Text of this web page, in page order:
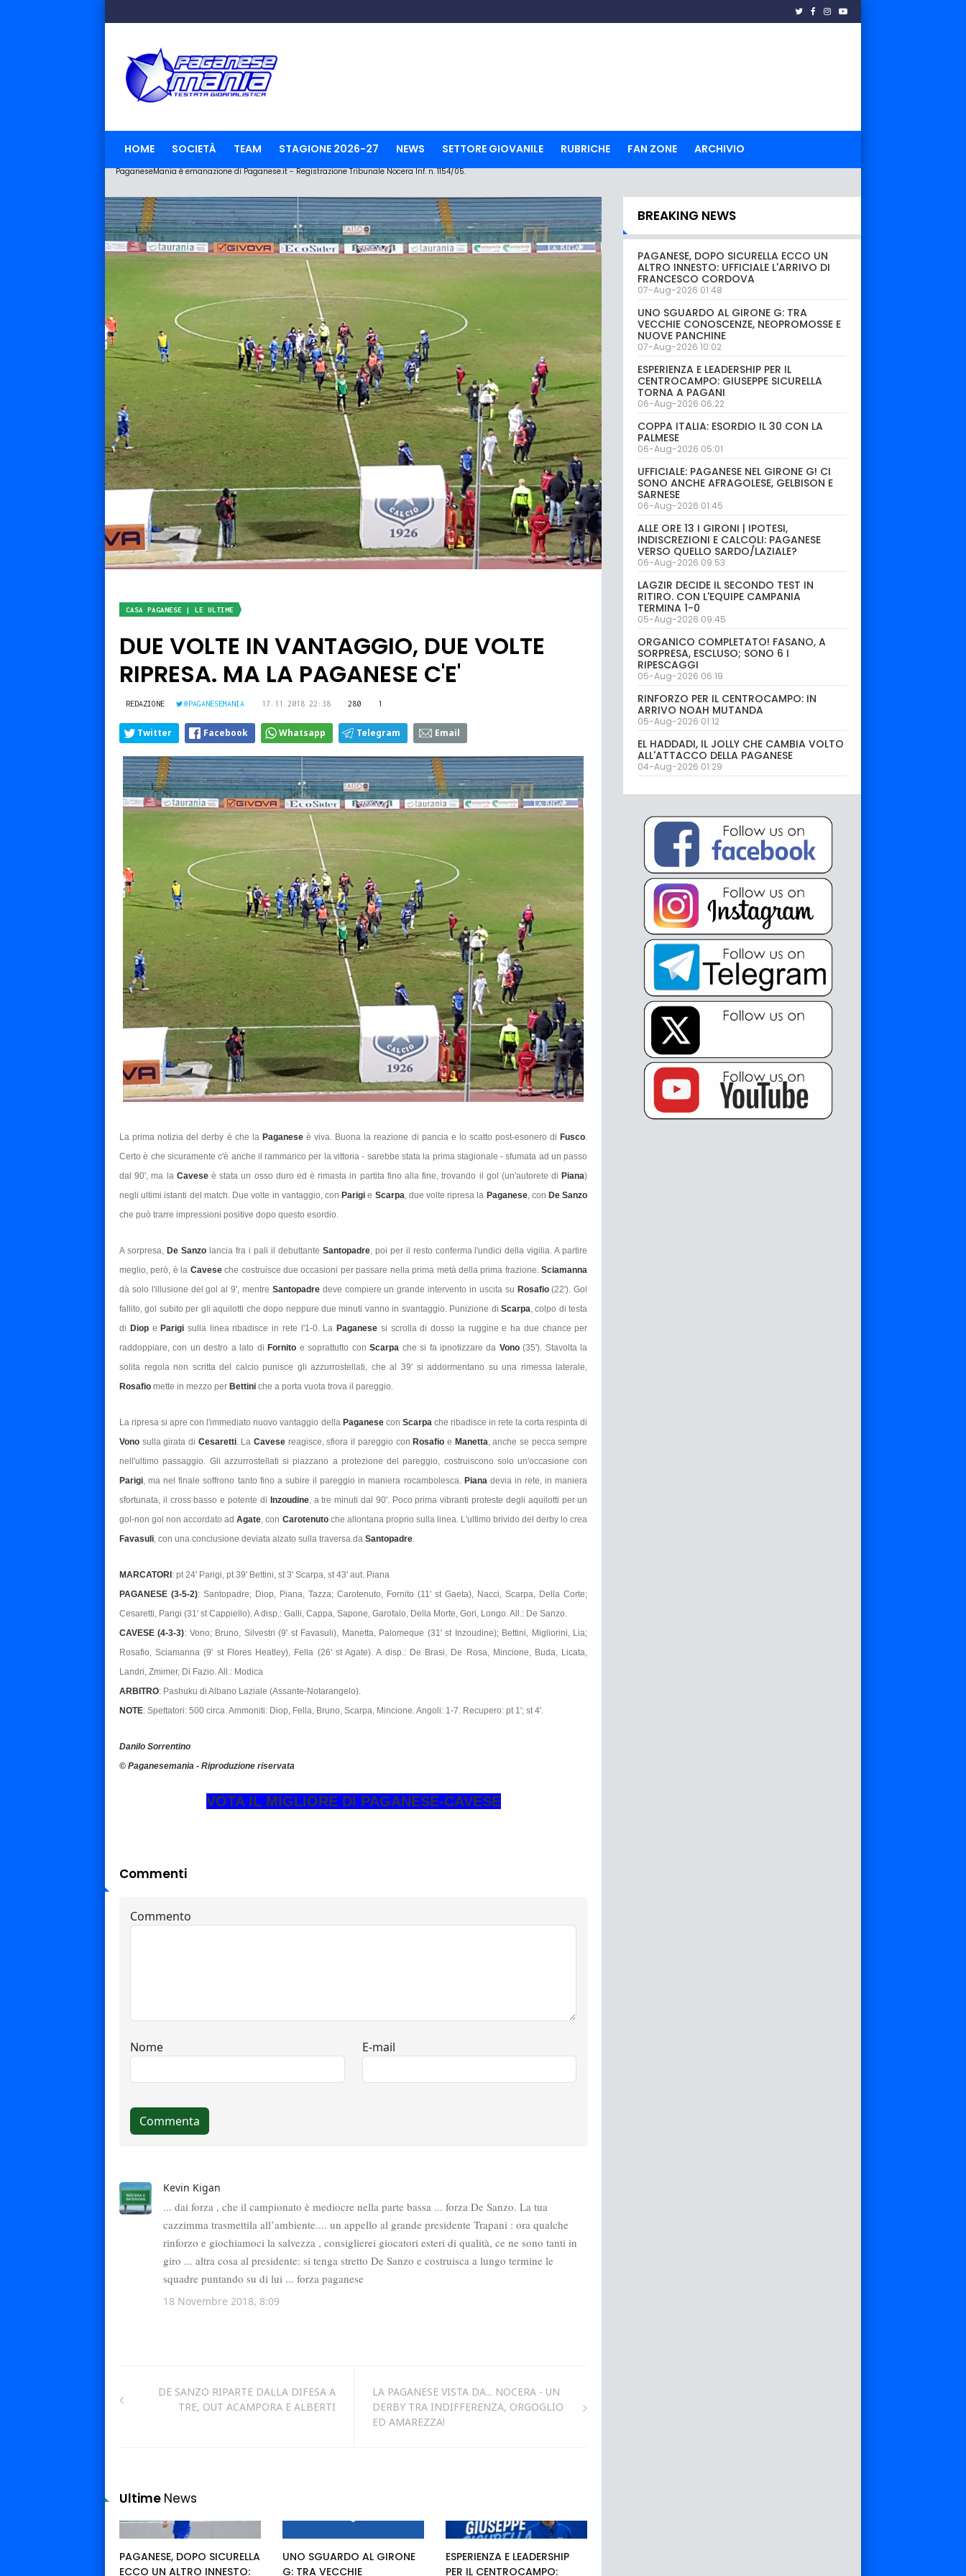
HOME SOCIETÀ TEAM STAGIONE 2026-27 NEWS SETTORE GIOVANILE RUBRICHE FAN ZONE ARCHIVIO
PaganeseMania è emanazione di Paganese.it - Registrazione Tribunale Nocera Inf. n. 1154/05.
CASA PAGANESE | LE ULTIME
DUE VOLTE IN VANTAGGIO, DUE VOLTE
RIPRESA. MA LA PAGANESE C'E'
REDAZIONE @PAGANESEMANIA 17.11.2018 22:38 280 1
Twitter Facebook Whatsapp Telegram Email
La prima notizia del derby è che la Paganeseè viva. Buona la reazione di pancia e lo scatto post-esonero di Fusco.
Certo è che sicuramente c'è anche il rammarico per la vittoria - sarebbe stata la prima stagionale - sfumata ad un passo
dal 90', ma la Cavese è stata un osso duro ed è rimasta in partita fino alla fine, trovando il gol (un'autorete di Piana)
negli ultimi istanti del match. Due volte in vantaggio, con Parigie Scarpa, due volte ripresa la Paganese, con De Sanzo
che può trarre impressioni positive dopo questo esordio.
A sorpresa, De Sanzo lancia fra i pali il debuttante Santopadre, poi per il resto conferma l'undici della vigilia. A partire
meglio, però, è la Caveseche costruisce due occasioni per passare nella prima metà della prima frazione.Sciamanna
dà solo l'illusione del gol al 9', mentre Santopadre deve compiere un grande intervento in uscita su Rosafio(22'). Gol
fallito, gol subito per gli aquilotti che dopo neppure due minuti vanno in svantaggio. Punizione diScarpa, colpo di testa
di Diop e Parigi sulla linea ribadisce in rete l'1-0. La Paganese si scrolla di dosso la ruggine e ha due chance per
raddoppiare, con un destro a lato di Fornito e soprattutto conScarpa che si fa ipnotizzare da Vono(35'). Stavolta la
solita regola non scritta del calcio punisce gli azzurrostellati, che al 39' si addormentano su una rimessa laterale,
Rosafio mette in mezzo per Bettini che a porta vuota trova il pareggio.
La ripresa si apre con l'immediato nuovo vantaggio della Paganese con Scarpa che ribadisce in rete la corta respinta di
Vono sulla girata di Cesaretti. LaCavese reagisce, sfiora il pareggio con Rosafio e Manetta, anche se pecca sempre
nell'ultimo passaggio. Gli azzurrostellati si piazzano a protezione del pareggio, costruiscono solo un'occasione con
Parigi, ma nel finale soffrono tanto fino a subire il pareggio in maniera rocambolesca. Piana devia in rete, in maniera
sfortunata, il cross basso e potente di Inzoudine, a tre minuti dal 90'. Poco prima vibranti proteste degli aquilotti per un
gol-non gol non accordato adAgate, con Carotenuto che allontana proprio sulla linea. L'ultimo brivido del derby lo crea
Favasuli, con una conclusione deviata alzato sulla traversa da Santopadre.
MARCATORI : pt 24' Parigi, pt 39' Bettini, st 3' Scarpa, st 43' aut. Piana
PAGANESE (3-5-2): Santopadre; Diop, Piana, Tazza; Carotenuto, Fornito (11' st Gaeta), Nacci, Scarpa, Della Corte;
Cesaretti, Parigi (31' st Cappiello). A disp.: Galli, Cappa, Sapone, Garofalo, Della Morte, Gori, Longo. All.: De Sanzo.
CAVESE (4-3-3): Vono; Bruno, Silvestri (9' st Favasuli), Manetta, Palomeque (31' st Inzoudine); Bettini, Migliorini, Lia;
Rosafio, Sciamanna (9' st Flores Heatley), Fella (26' st Agate). A disp.: De Brasi, De Rosa, Mincione, Buda, Licata,
Landri, Zmimer, Di Fazio. All.: Modica
ARBITRO: Pashuku di Albano Laziale (Assante-Notarangelo).
NOTE: Spettatori: 500 circa. Ammoniti: Diop, Fella, Bruno, Scarpa, Mincione. Angoli: 1-7. Recupero: pt 1'; st 4'.
Danilo Sorrentino
© Paganesemania - Riproduzione riservata
VOTA IL MIGLIORE DI PAGANESE-CAVESE
Commenti
DE SANZO RIPARTE DALLA DIFESA A
TRE, OUT ACAMPORA E ALBERTI
LA PAGANESE VISTA DA... NOCERA - UN
DERBY TRA INDIFFERENZA, ORGOGLIO
ED AMAREZZA!
Ultime News
PAGANESE, DOPO SICURELLA
ECCO UN ALTRO INNESTO:
UNO SGUARDO AL GIRONE
G: TRA VECCHIE
ESPERIENZA E LEADERSHIP
PER IL CENTROCAMPO:
BREAKING NEWS
PAGANESE, DOPO SICURELLA ECCO UN
ALTRO INNESTO: UFFICIALE L'ARRIVO DI
FRANCESCO CORDOVA
07-Aug-2026 01:48
UNO SGUARDO AL GIRONE G: TRA
VECCHIE CONOSCENZE, NEOPROMOSSE E
NUOVE PANCHINE
07-Aug-2026 10:02
ESPERIENZA E LEADERSHIP PER IL
CENTROCAMPO: GIUSEPPE SICURELLA
TORNA A PAGANI
06-Aug-2026 06:22
COPPA ITALIA: ESORDIO IL 30 CON LA
PALMESE
06-Aug-2026 05:01
UFFICIALE: PAGANESE NEL GIRONE G! CI
SONO ANCHE AFRAGOLESE, GELBISON E
SARNESE
06-Aug-2026 01:45
ALLE ORE 13 I GIRONI | IPOTESI,
INDISCREZIONI E CALCOLI: PAGANESE
VERSO QUELLO SARDO/LAZIALE?
06-Aug-2026 09:53
LAGZIR DECIDE IL SECONDO TEST IN
RITIRO. CON L'EQUIPE CAMPANIA
TERMINA 1-0
05-Aug-2026 09:45
ORGANICO COMPLETATO! FASANO, A
SORPRESA, ESCLUSO; SONO 6 I
RIPESCAGGI
05-Aug-2026 06:19
RINFORZO PER IL CENTROCAMPO: IN
ARRIVO NOAH MUTANDA
05-Aug-2026 01:12
EL HADDADI, IL JOLLY CHE CAMBIA VOLTO
ALL'ATTACCO DELLA PAGANESE
04-Aug-2026 01:29